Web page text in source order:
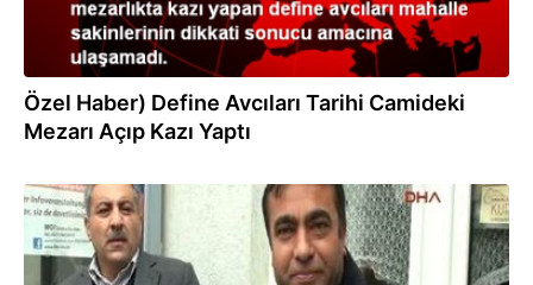
Özel Haber) Define Avcıları Tarihi Camideki
Mezarı Açıp Kazı Yaptı
09.10.2013